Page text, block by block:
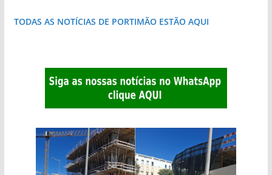
TODAS AS NOTÍCIAS DE PORTIMÃO ESTÃO AQUI